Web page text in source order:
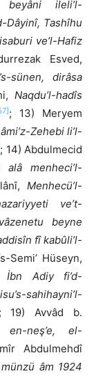
beyâni ileli’l-
Dâyinî, Tashîhu
ve’l-Hafiz
Esved,
sünen, dirâsa
Naqdu’l-hadîs
; 13) Meryem
Zehebi li’l-
; 14) Abdulmecid
alâ menheci’l-
Menhecü’l-
ve’t-
beyne
fî kabûli’l-
Semi’ Hüseyn,
İbn Adiy fi’d-
sahihayni’l-
; 19) Avvâd b.
en-neş’e, el-
Abdulmehdî
âm 1924